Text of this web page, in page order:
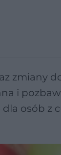
zmiany
i
osób z